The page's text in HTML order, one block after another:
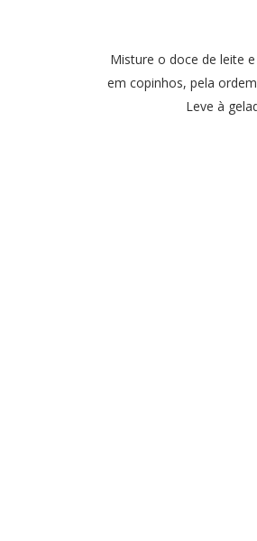
Misture o doce de leite
em copinhos, pela
Leve à